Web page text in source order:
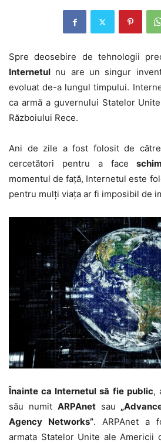
Spre deosebire de tehnologii
Internetul nu are un singur
evoluat de-a lungul timpului.
ca armă a guvernului Statelor
Războiului Rece.
Ani de zile a fost folosit de
cercetători pentru a face
momentul de faţă, Internetul este
pentru mulţi viaţa ar fi imposibil de
Înainte ca Internetul să fie public,
său numit ARPAnetsau
Agency Networks”. ARPAnet a
armata Statelor Unite ale Americii